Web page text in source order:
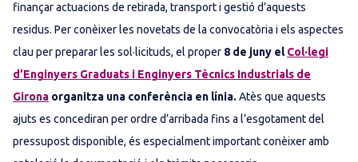
finançar actuacions de retirada, transport i gestió d’aquests
residus. Per conèixer les novetats de la convocatòria i els aspectes
clau per preparar les sol·licituds, el proper 8 de juny elCol·legi
d’Enginyers Graduats i Enginyers Tècnics Industrials de
Girona organitza una conferència en línia. Atès que aquests
ajuts es concediran per ordre d’arribada fins a l’esgotament del
pressupost disponible, és especialment important conèixer amb